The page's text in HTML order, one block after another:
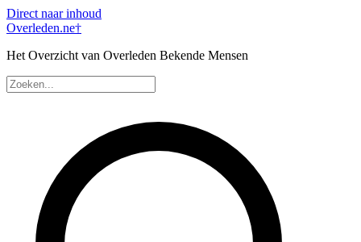
Direct naar inhoud
Overleden.ne†
Het Overzicht van Overleden Bekende Mensen